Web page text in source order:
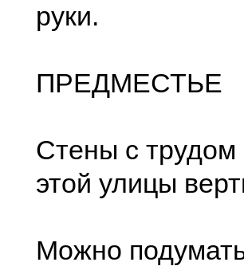
руки.
ПРЕДМЕСТЬЕ
Стены с трудом
этой улицы
Можно